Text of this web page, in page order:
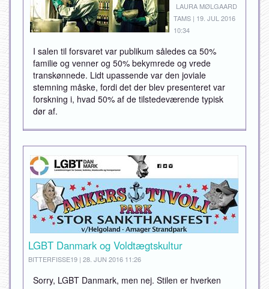
LAURA MØLGAARD
TAMS | 19. JUL 2016
10:34
I salen til forsvaret var publikum således ca 50%
familie og venner og 50% bekymrede og vrede
transkønnede. Lidt upassende var den joviale
stemning måske, fordi det der blev presenteret var
forskning i, hvad 50% af de tilstedeværende typisk
dør af.
LGBT Danmark og Voldtægtskultur
BITTERFISSE19 | 28. JUN 2016 11:26
Sorry, LGBT Danmark, men nej. Stilen er hverken